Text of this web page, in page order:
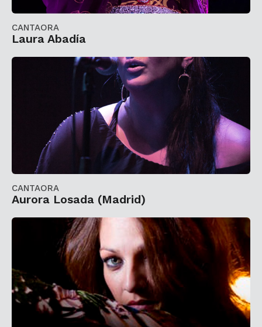
CANTAORA
Laura Abadía
CANTAORA
Aurora Losada (Madrid)